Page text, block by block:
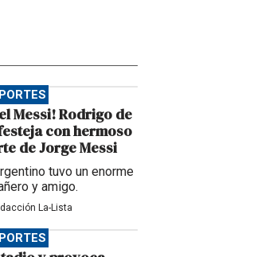
Messi! Rodrigo de
con hermoso
de Jorge Messi
tuvo un enorme
y amigo.
La-Lista